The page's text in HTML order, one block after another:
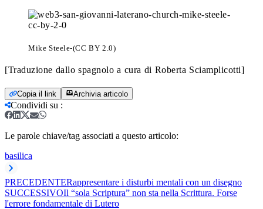
Mike Steele-(CC BY 2.0)
[Traduzione dallo spagnolo a cura di Roberta Sciamplicotti]
Copia il link Archivia articolo
Condividi su :
Le parole chiave/tag associati a questo articolo:
basilica
PRECEDENTERappresentare i disturbi mentali con un disegno
SUCCESSIVOIl “sola Scriptura” non sta nella Scrittura. Forse
l'errore fondamentale di Lutero